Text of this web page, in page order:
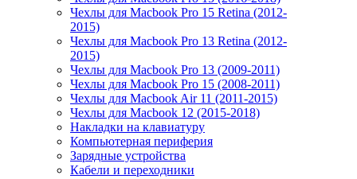
Чехлы для Macbook Pro 15 Retina (2012-
2015)
Чехлы для Macbook Pro 13 Retina (2012-
2015)
Чехлы для Macbook Pro 13 (2009-2011)
Чехлы для Macbook Pro 15 (2008-2011)
Чехлы для Macbook Air 11 (2011-2015)
Чехлы для Macbook 12 (2015-2018)
Накладки на клавиатуру
Компьютерная периферия
Зарядные устройства
Кабели и переходники